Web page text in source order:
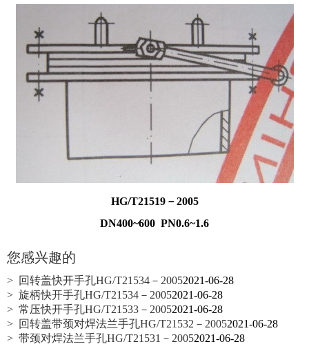
HG/T21519－2005
DN400~600 PN0.6~1.6
您感兴趣的
> 回转盖快开手孔HG/T21534－20052021-06-28
> 旋柄快开手孔HG/T21534－20052021-06-28
> 常压快开手孔HG/T21533－20052021-06-28
> 回转盖带颈对焊法兰手孔HG/T21532－20052021-06-28
> 带颈对焊法兰手孔HG/T21531－20052021-06-28